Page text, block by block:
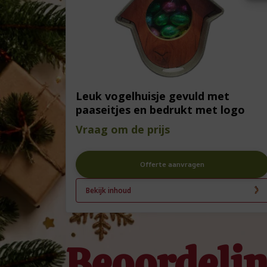
Leuk vogelhuisje gevuld met
paaseitjes en bedrukt met logo
Vraag om de prijs
Offerte aanvragen
Bekijk inhoud